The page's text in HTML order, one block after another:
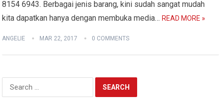
8154 6943. Berbagai jenis barang, kini sudah sangat mudah
kita dapatkan hanya dengan membuka media…READ MORE »
ANGELIE MAR 22, 2017 0 COMMENTS
Search
for: